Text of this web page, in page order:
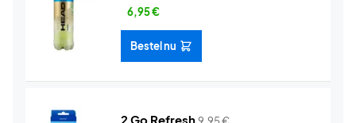
6,95€
Bestel nu
2 Go Refresh